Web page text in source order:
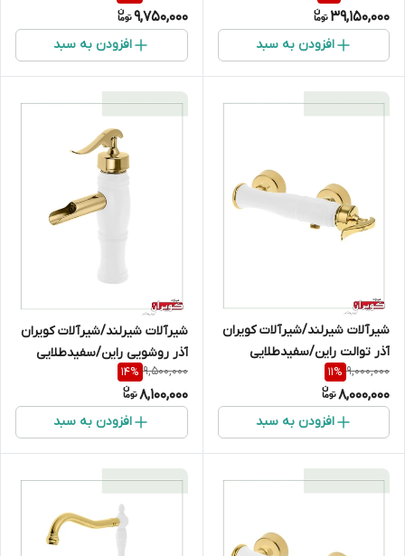
39,150,000
افزودن به سبد
9,750,000
افزودن به سبد
شیرآلات شیرلند/شیرآلات کویران
آذر توالت راین/سفیدطلایی
9,000,000
11%
8,000,000
افزودن به سبد
شیرآلات شیرلند/شیرآلات کویران
آذر روشویی راین/سفیدطلایی
9,500,000
14%
8,100,000
افزودن به سبد